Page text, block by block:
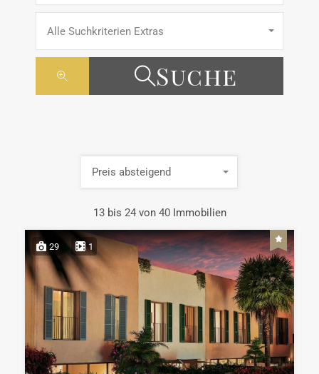
Alle Suchkriterien Extras
Suche
13 bis 24 von 40 Immobilien
Preis absteigend
29 1